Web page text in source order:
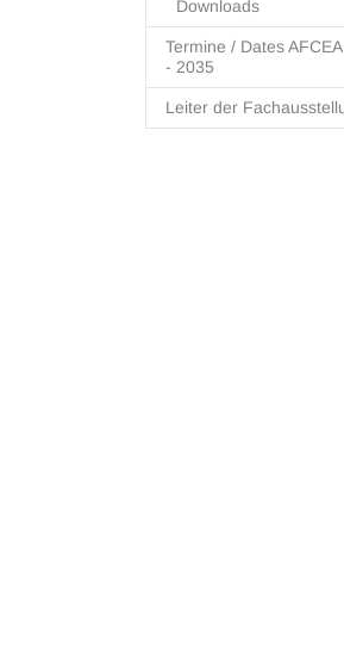
Downloads
Termine / Dates
- 2035
Leiter der